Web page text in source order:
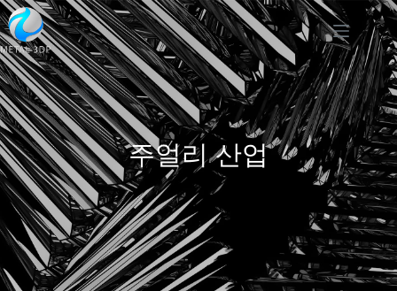
주얼리 산업